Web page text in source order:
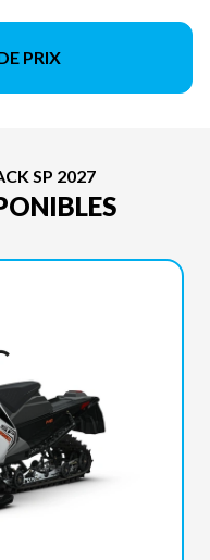
PRIX
SP 2027